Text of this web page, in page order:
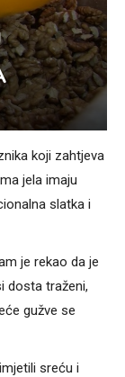
koji zahtjeva
jela imaju
slatka i
je rekao da je
dosta traženi,
gužve se
sreću i